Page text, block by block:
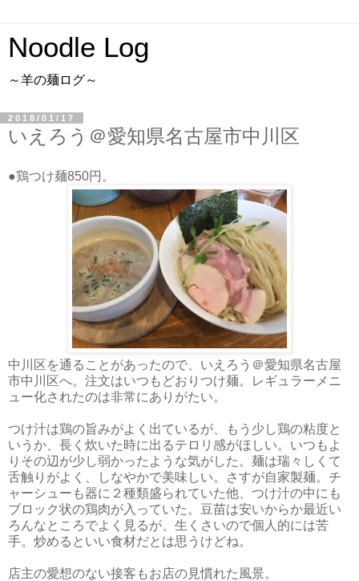
Noodle Log
～羊の麺ログ～
2018/01/17
いえろう＠愛知県名古屋市中川区
●鶏つけ麺850円。
中川区を通ることがあったので、いえろう＠愛知県名古屋
市中川区へ。注文はいつもどおりつけ麺。レギュラーメニ
ュー化されたのは非常にありがたい。
つけ汁は鶏の旨みがよく出ているが、もう少し鶏の粘度と
いうか、長く炊いた時に出るテロリ感がほしい。いつもよ
りその辺が少し弱かったような気がした。麺は瑞々しくて
舌触りがよく、しなやかで美味しい。さすが自家製麺。チ
ャーシューも器に２種類盛られていた他、つけ汁の中にも
ブロック状の鶏肉が入っていた。豆苗は安いからか最近い
ろんなところでよく見るが、生くさいので個人的には苦
手。炒めるといい食材だとは思うけどね。
店主の愛想のない接客もお店の見慣れた風景。